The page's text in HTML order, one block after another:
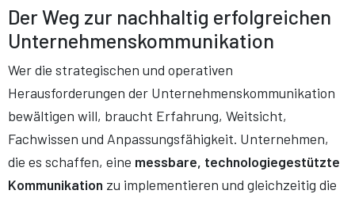
Der Weg zur nachhaltig erfolgreichen
Unternehmenskommunikation
Wer die strategischen und operativen
Herausforderungen der Unternehmenskommunikation
bewältigen will, braucht Erfahrung, Weitsicht,
Fachwissen und Anpassungsfähigkeit. Unternehmen,
die es schaffen, eine messbare, technologiegestützte
Kommunikation zu implementieren und gleichzeitig die